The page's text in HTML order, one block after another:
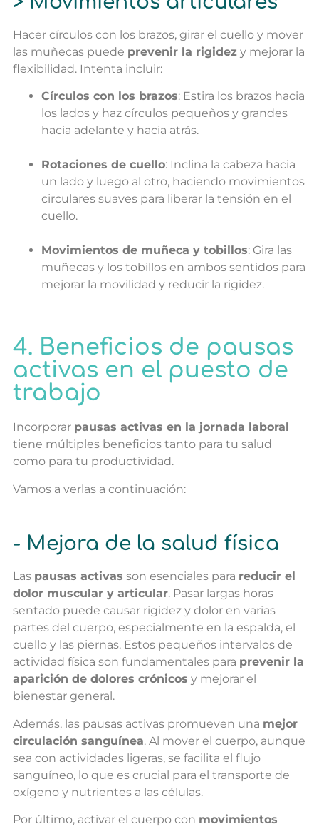
Hacer círculos con los brazos, girar el cuello y mover
las muñecas puede prevenir la rigidez y mejorar la
flexibilidad. Intenta incluir:
Círculos con los brazos: Estira los brazos hacia
los lados y haz círculos pequeños y grandes
hacia adelante y hacia atrás.
Rotaciones de cuello: Inclina la cabeza hacia
un lado y luego al otro, haciendo movimientos
circulares suaves para liberar la tensión en el
cuello.
Movimientos de muñeca y tobillos: Gira las
muñecas y los tobillos en ambos sentidos para
mejorar la movilidad y reducir la rigidez.
4. Beneficios de pausas
activas en el puesto de
trabajo
Incorporar pausas activas en la jornada laboral
tiene múltiples beneficios tanto para tu salud
como para tu productividad.
Vamos a verlas a continuación:
- Mejora de la salud física
Las pausas activas son esenciales para reducir el
dolor muscular y articular. Pasar largas horas
sentado puede causar rigidez y dolor en varias
partes del cuerpo, especialmente en la espalda, el
cuello y las piernas. Estos pequeños intervalos de
actividad física son fundamentales para prevenir la
aparición de dolores crónicos y mejorar el
bienestar general.
Además, las pausas activas promueven una mejor
circulación sanguínea. Al mover el cuerpo, aunque
sea con actividades ligeras, se facilita el flujo
sanguíneo, lo que es crucial para el transporte de
oxígeno y nutrientes a las células.
Por último, activar el cuerpo con movimientos